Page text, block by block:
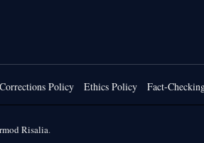
Corrections Policy Ethics Policy Fact-
Risalia.